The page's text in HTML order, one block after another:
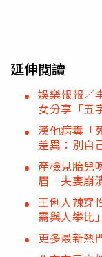
延伸閱讀
娛樂報報／
女分享「五
漢他病毒「
差異：別自
產檢見胎兒
眉 夫妻崩
王俐人辣穿
需與人攀比」
更多最新熱